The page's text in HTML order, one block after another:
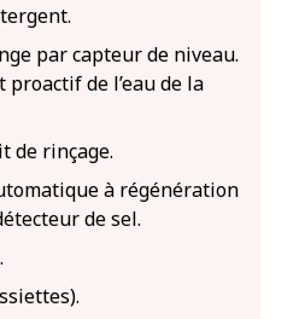
par capteur de niveau.
proactif de l’eau de la
de rinçage.
à régénération
de sel.